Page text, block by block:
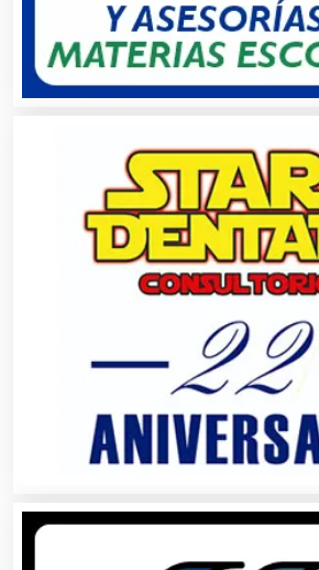
Asesoría Fiscal
Asilos
Asociaciones Civiles
Asociaciones Empresariales